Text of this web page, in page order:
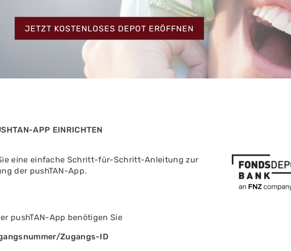
JETZT KOSTENLOSES DEPOT ERÖFFNEN
MEHR ERFAHREN
ZUM TESTBERICHT
MEHR ERFAHREN
APP EINRICHTEN
eine einfache Schritt-für-Schritt-Anleitung zur
der pushTAN-App.
pushTAN-App benötigen Sie
Zugangs-ID